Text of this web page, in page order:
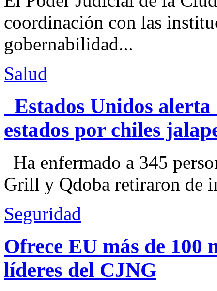
coordinación con las
gobernabilidad...
Salud
Estados Unidos alerta
estados por chiles
Ha enfermado a 345
Grill y Qdoba retiraron de
Seguridad
Ofrece EU más de 100
líderes del CJNG